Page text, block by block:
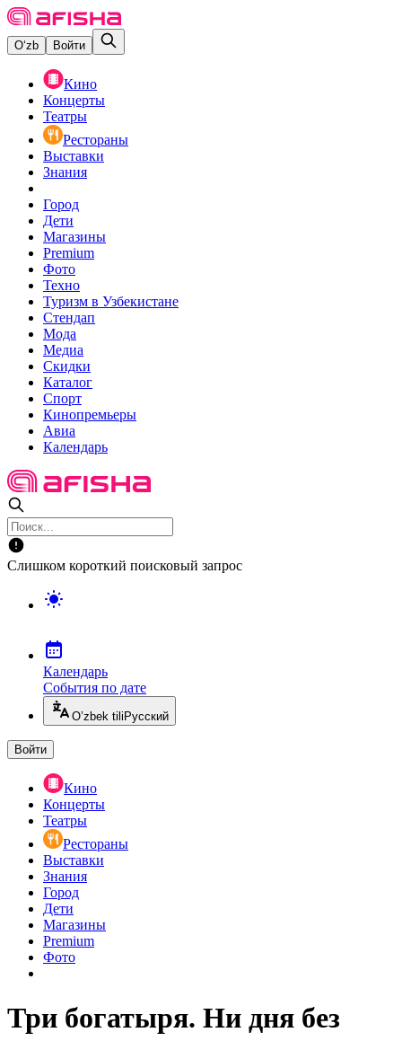
O‘zb Войти
Кино
Концерты
Театры
Рестораны
Выставки
Знания
Город
Дети
Магазины
Premium
Фото
Техно
Туризм в Узбекистане
Стендап
Мода
Медиа
Скидки
Каталог
Спорт
Кинопремьеры
Авиа
Календарь
Слишком короткий поисковый запрос
Календарь
События по дате
O’zbek tili Русский
Войти
Кино
Концерты
Театры
Рестораны
Выставки
Знания
Город
Дети
Магазины
Premium
Фото
Три богатыря. Ни дня без